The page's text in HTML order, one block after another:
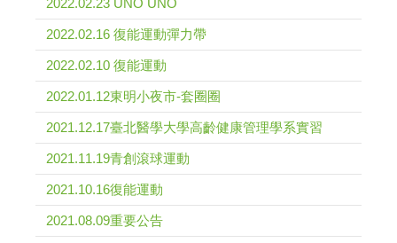
2022.02.23 UNO UNO
2022.02.16 復能運動彈力帶
2022.02.10 復能運動
2022.01.12東明小夜市-套圈圈
2021.12.17臺北醫學大學高齡健康管理學系實習
2021.11.19青創滾球運動
2021.10.16復能運動
2021.08.09重要公告